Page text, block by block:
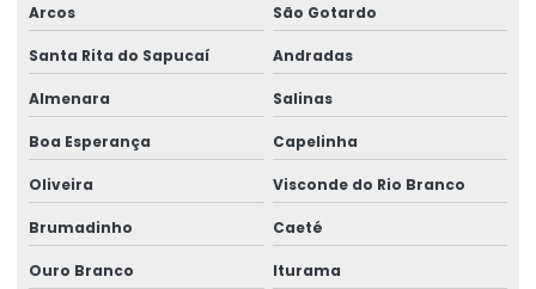
Pontes rolante swf
Pontes rolante e talhas para ambientes perigosos
Radio controle para ponte rolante
Reforma de caminho de rolamento
Arcos São Gotardo
Santa Rita do Sapucaí Andradas
Almenara Salinas
Boa Esperança Capelinha
Oliveira Visconde do Rio Branco
Brumadinho Caeté
Ouro Branco Iturama